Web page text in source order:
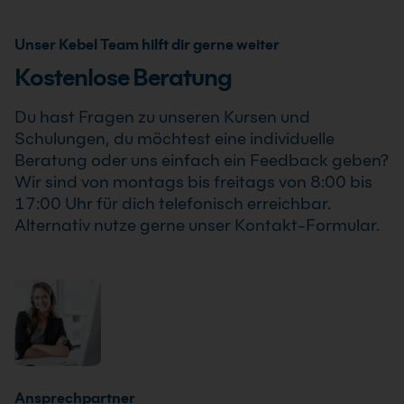
Firmenschulung durchgeführt werden. Inhalte,
Prozesse und Schwerpunkte passen wir individuell an
Unser Kebel Team hilft dir gerne weiter
Kostenlose Beratung
Du hast Fragen zu unseren Kursen und
Schulungen, du möchtest eine individuelle
Beratung oder uns einfach ein Feedback geben?
Wir sind von montags bis freitags von 8:00 bis
17:00 Uhr für dich telefonisch erreichbar.
Alternativ nutze gerne unser Kontakt-Formular.
Ansprechpartner